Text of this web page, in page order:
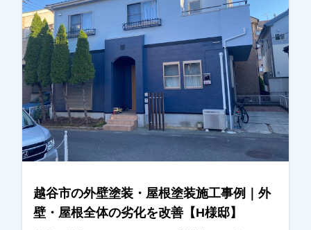
屋根塗装をご提案させていただきました。カラー
シミュレーションも行い、ご希望の色味を確認し
ながら塗料や施工内容を調整し、今回施工をお任
せいただくことになりました。施工後は、「職人
さんも丁寧で安心して任せられました」「仕上が
りにも大変満足しています」とのお言葉をいただ
き、私たちも大変嬉しく思っております。この度
は大切なお住まいの外壁塗装・屋根塗装工事をお
任せいただき誠にありがとうございました。
越谷市の外壁塗装・屋根塗装施工事例｜外
壁・屋根全体の劣化を改善【H様邸】